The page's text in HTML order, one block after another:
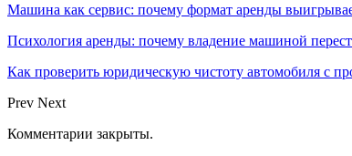
Машина как сервис: почему формат аренды
Психология аренды: почему владение машиной
Как проверить юридическую чистоту автомобиля с
Prev Next
Комментарии закрыты.